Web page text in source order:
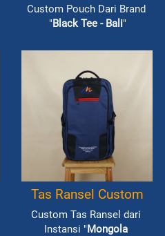
Custom Pouch Dari Brand
"Black Tee - Bali"
Tas Ransel Custom
Custom Tas Ransel dari
Instansi "Mongola